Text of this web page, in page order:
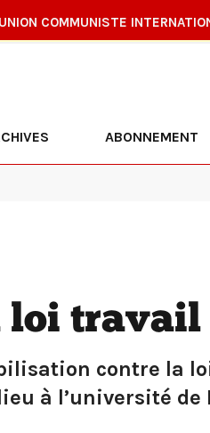
UNION COMMUNISTE
ABONNEMENT
loi travail
contre la
à l’université